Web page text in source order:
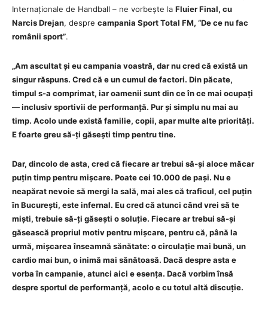
Internaționale de Handball – ne vorbește la Fluier Final, cu
Narcis Drejan, despre campania Sport Total FM, “De ce nu fac
românii sport”.
„Am ascultat și eu campania voastră, dar nu cred că există un
singur răspuns. Cred că e un cumul de factori. Din păcate,
timpul s‑a comprimat, iar oamenii sunt din ce în ce mai ocupați
— inclusiv sportivii de performanță. Pur și simplu nu mai au
timp. Acolo unde există familie, copii, apar multe alte priorități.
E foarte greu să‑ți găsești timp pentru tine.
Dar, dincolo de asta, cred că fiecare ar trebui să‑și aloce măcar
puțin timp pentru mișcare. Poate cei 10.000 de pași. Nu e
neapărat nevoie să mergi la sală, mai ales că traficul, cel puțin
în București, este infernal. Eu cred că atunci când vrei să te
miști, trebuie să‑ți găsești o soluție. Fiecare ar trebui să‑și
găsească propriul motiv pentru mișcare, pentru că, până la
urmă, mișcarea înseamnă sănătate: o circulație mai bună, un
cardio mai bun, o inimă mai sănătoasă. Dacă despre asta e
vorba în campanie, atunci aici e esența. Dacă vorbim însă
despre sportul de performanță, acolo e cu totul altă discuție.